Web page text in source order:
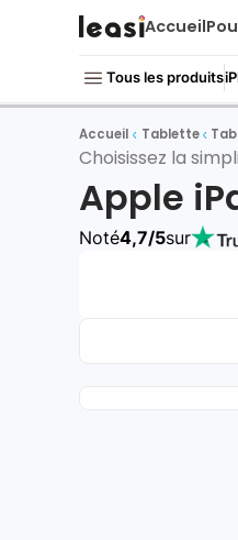
Accueil
Tous les produits
Accueil Tablette
Choisissez la
Apple
Noté4,7/5sur